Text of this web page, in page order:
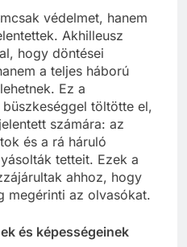
védelmet, hanem
Akhilleusz
hogy döntései
a teljes háború
Ez a
töltötte el,
számára: az
és a rá háruló
tetteit. Ezek a
ahhoz, hogy
megérinti az olvasókat.
és képességeinek